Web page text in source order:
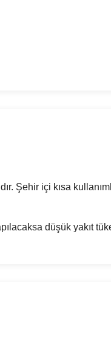
Şehir içi kısa
düşük yakıt